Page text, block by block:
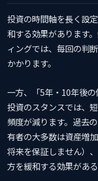
投資の時間軸を長く設
和する効果があります
ィングでは、毎回の判
かかります。
一方、「5年・10年後
投資のスタンスでは、
頻度が減ります。過去
有者の大多数は資産増
将来を保証しません）
方を緩和する効果があ